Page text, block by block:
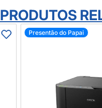
PRODUTOS
Presentão do Papai